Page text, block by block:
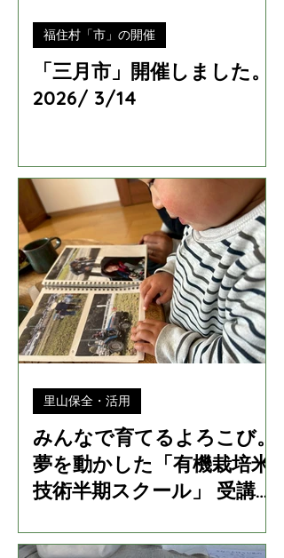
「三月市」開催しました。
2026/ 3/14
福住村「市」の開催
みんなで育てるよろこび。
夢を動かした「有機栽培米
技術半期スクール」 受講生
里山保全・活用